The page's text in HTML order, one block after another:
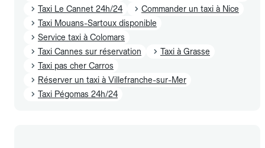
Taxi Le Cannet 24h/24
Commander un taxi à Nice
Taxi Mouans-Sartoux disponible
Service taxi à Colomars
Taxi Cannes sur réservation
Taxi à Grasse
Taxi pas cher Carros
Réserver un taxi à Villefranche-sur-Mer
Taxi Pégomas 24h/24